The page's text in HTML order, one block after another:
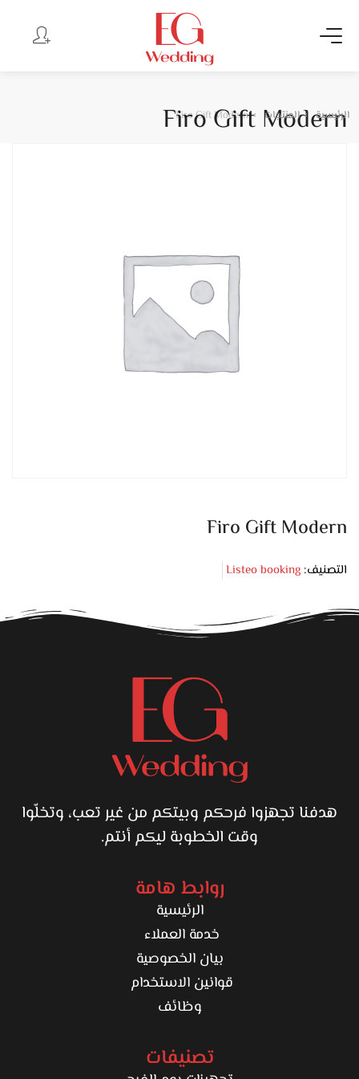
Firo Gift Modern
الرئيسية المنتجات Firo Gift Modern
Firo Gift Modern
التصنيف: Listeo booking
هدفنا تجهزوا فرحكم وبيتكم من غير تعب، وتخلّوا
وقت الخطوبة ليكم أنتم.
روابط هامة
الرئيسية
خدمة العملاء
بيان الخصوصية
قوانين الاستخدام
وظائف
تصنيفات